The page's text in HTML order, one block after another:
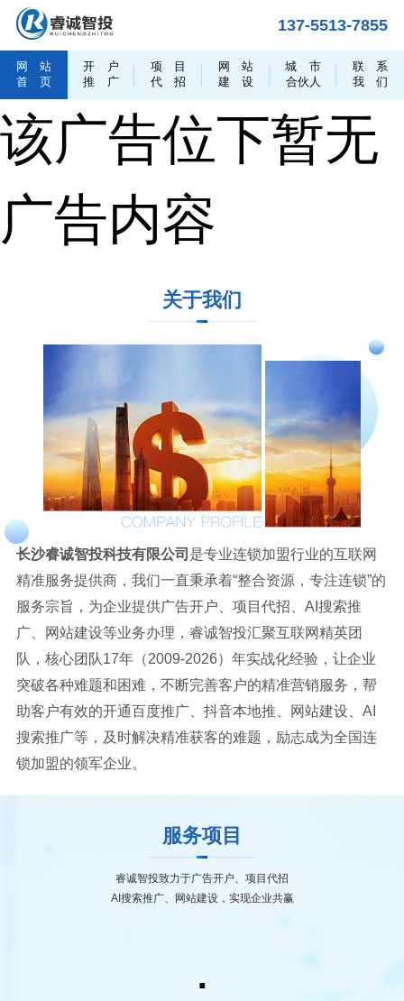
137-5513-7855
网
站
首
页
开
户
推
广
项
目
代
招
网
站
建
设
城
市
合伙人
联
系
我
们
该广告位下暂无
广告内容
关于我们
长沙睿诚智投科技有限公司 是专业连锁加盟行业的互联网
精准服务提供商，我们一直秉承着“整合资源，专注连锁”的
服务宗旨，为企业提供广告开户、项目代招、AI搜索推
广、网站建设等业务办理，睿诚智投汇聚互联网精英团
队，核心团队17年（2009-2026）年实战化经验，让企业
突破各种难题和困难，不断完善客户的精准营销服务，帮
助客户有效的开通百度推广、抖音本地推、网站建设、AI
搜索推广等，及时解决精准获客的难题，励志成为全国连
锁加盟的领军企业。
服务项目
睿诚智投致力于广告开户、项目代招
AI搜索推广、网站建设，实现企业共赢
.